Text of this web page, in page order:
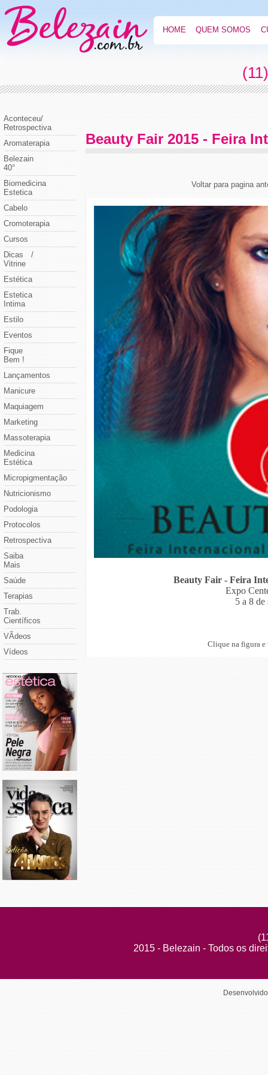
HOME QUEM SOMOS
Aconteceu/
Retrospectiva
Aromaterapia
Belezain
40°
Biomedicina
Estetica
Cabelo
Cromoterapia
Cursos
Dicas /
Vitrine
Estética
Estetica
Intima
Estilo
Eventos
Fique
Bem !
Lançamentos
Manicure
Maquiagem
Marketing
Massoterapia
Medicina
Estética
Micropigmentação
Nutricionismo
Podologia
Protocolos
Retrospectiva
Saiba
Mais
Saúde
Terapias
Trab.
Científicos
VÃ­deos
Vídeos
Beauty Fair 2015 - Feira
Voltar para pagina
Beauty Fair - Feira
Expo
5 a 8 de
Clique na figura e
2015 - Belezain - Todos os